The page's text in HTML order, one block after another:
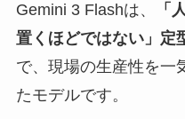
Gemini 3 Flashは、
「
置くほどではない」定
で、現場の生産性を一
たモデルです。